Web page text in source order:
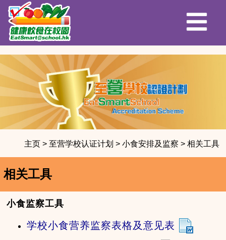
主页> 至营学校认证计划 > 小食安排及监察 > 相关工具
相关工具
小食监察工具
学校小食营养监察表格及意见表